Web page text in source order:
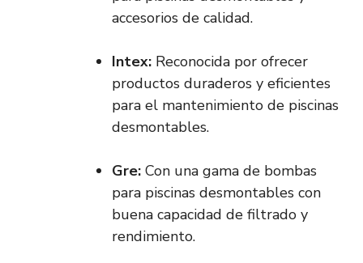
accesorios de calidad.
Intex: Reconocida por ofrecer
productos duraderos y eficientes
para el mantenimiento de piscinas
desmontables.
Gre: Con una gama de bombas
para piscinas desmontables con
buena capacidad de filtrado y
rendimiento.